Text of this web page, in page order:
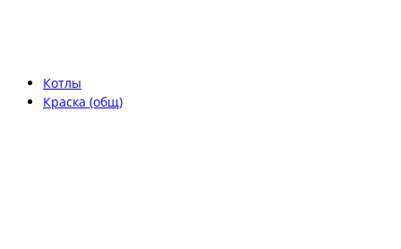
Котлы
Краска (общ)